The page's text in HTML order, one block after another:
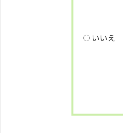
いいえ